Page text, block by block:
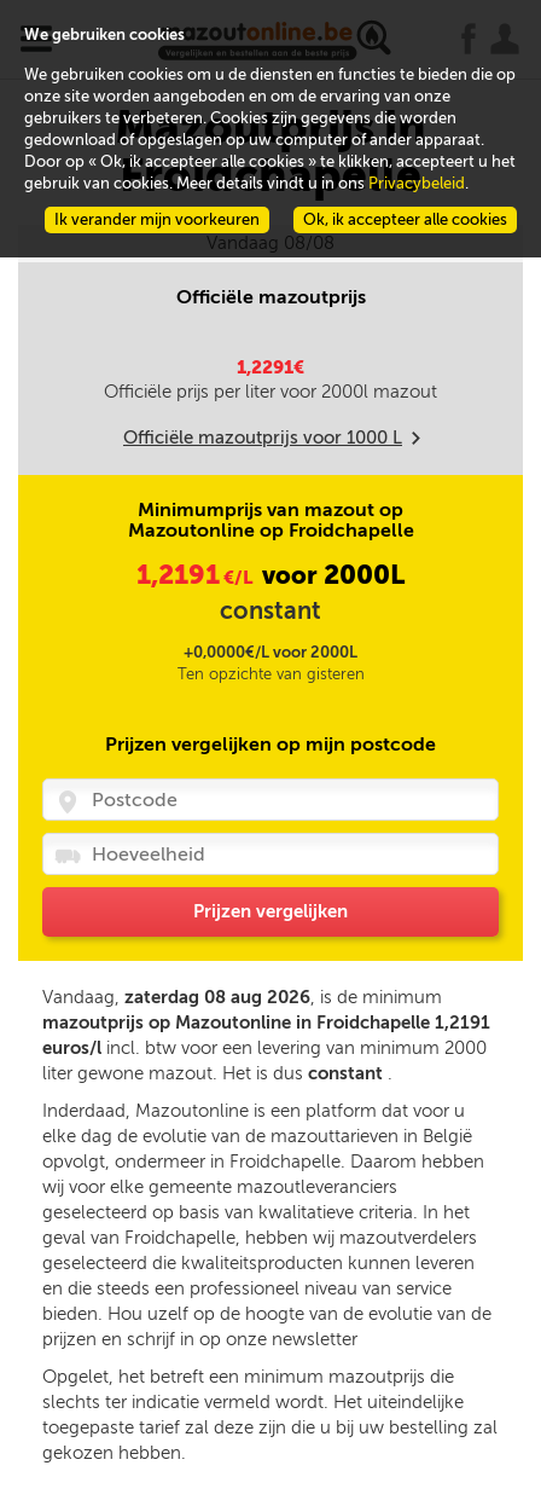
x
Mazoutprijs in
Froidchapelle
Vandaag 08/08
Officiële mazoutprijs
1,2291€
Officiële prijs per liter voor 2000l mazout
Officiële mazoutprijs voor 1000 L m
Minimumprijs van mazout op
Mazoutonline op Froidchapelle
1,2191€/L voor 2000L
constant
+0,0000€/L voor 2000L
Ten opzichte van gisteren
Prijzen vergelijken op mijn postcode
Prijzen vergelijken
Vandaag, zaterdag 08 aug 2026, is de minimum
mazoutprijs op Mazoutonline in Froidchapelle 1,2191
euros/l incl. btw voor een levering van minimum 2000
liter gewone mazout. Het is dus constant .
Inderdaad, Mazoutonline is een platform dat voor u
elke dag de evolutie van de mazouttarieven in België
opvolgt, ondermeer in Froidchapelle. Daarom hebben
wij voor elke gemeente mazoutleveranciers
geselecteerd op basis van kwalitatieve criteria. In het
geval van Froidchapelle, hebben wij mazoutverdelers
geselecteerd die kwaliteitsproducten kunnen leveren
en die steeds een professioneel niveau van service
bieden. Hou uzelf op de hoogte van de evolutie van de
prijzen en schrijf in op onze newsletter
Opgelet, het betreft een minimum mazoutprijs die
slechts ter indicatie vermeld wordt. Het uiteindelijke
toegepaste tarief zal deze zijn die u bij uw bestelling zal
gekozen hebben.
We gebruiken cookies
We gebruiken cookies om u de diensten en functies te bieden die op
onze site worden aangeboden en om de ervaring van onze
gebruikers te verbeteren. Cookies zijn gegevens die worden
gedownload of opgeslagen op uw computer of ander apparaat.
Door op « Ok, ik accepteer alle cookies » te klikken, accepteert u het
gebruik van cookies. Meer details vindt u in ons Privacybeleid .
Ok, ik accepteer alle cookies
Ik verander mijn voorkeuren